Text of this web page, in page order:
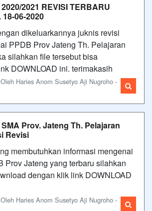
2021 REVISI TERBARU
06-2020
dikeluarkannya juknis revisi
PPDB Prov Jateng Th. Pelajaran
silahkan file tersebut bisa
DOWNLOAD ini. terimakasih
Haries Anom Susetyo Aji Nugroho -
Prov. Jateng Th. Pelajaran
Revisi
membutuhkan informasi mengenai
Prov Jateng yang terbaru silahkan
dengan klik link DOWNLOAD
Haries Anom Susetyo Aji Nugroho -